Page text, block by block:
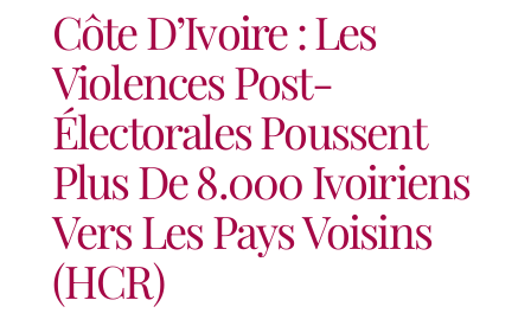
Côte D’Ivoire : Les
Violences Post-
Électorales Poussent
Plus De 8.000 Ivoiriens
Vers Les Pays Voisins
(HCR)